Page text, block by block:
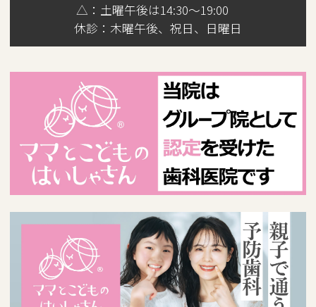
△：土曜午後は14:30～19:00
休診： 木曜午後、祝日、日曜日